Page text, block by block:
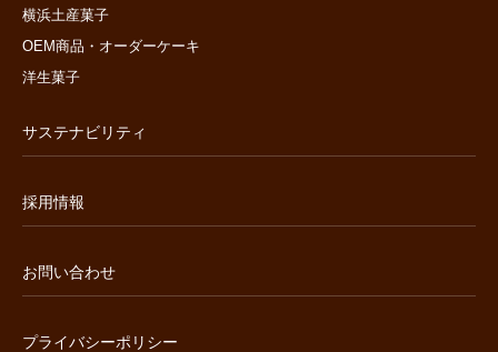
横浜土産菓子
OEM商品・オーダーケーキ
洋生菓子
サステナビリティ
採用情報
お問い合わせ
プライバシーポリシー